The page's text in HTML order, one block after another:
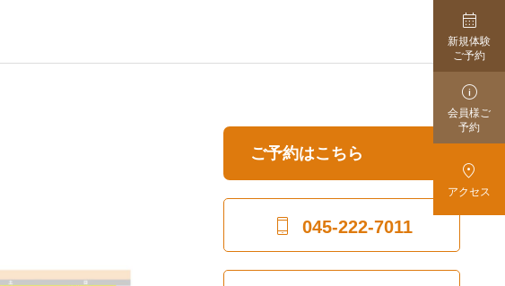

新規体験
ご予約

会員様ご
予約

アクセス
ご予約はこちら
 045-222-7011